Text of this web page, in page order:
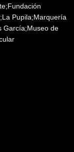
Pupila;Marquería
García;Museo de